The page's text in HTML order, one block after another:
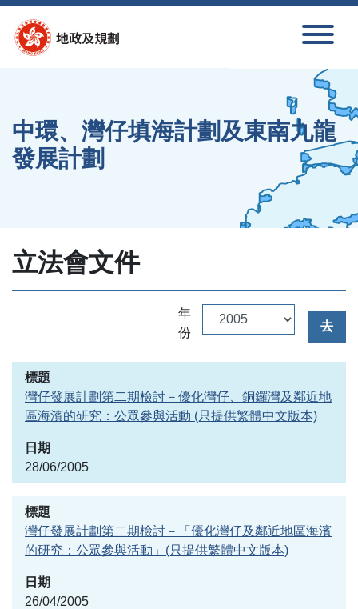
中環、灣仔填海計劃及東南九龍
發展計劃
立法會文件
年
份
去
灣仔發展計劃第二期檢討－優化灣仔、銅鑼灣及鄰近地
區海濱的研究：公眾參與活動 (只提供繁體中文版本)
28/06/2005
灣仔發展計劃第二期檢討－「優化灣仔及鄰近地區海濱
的研究：公眾參與活動」(只提供繁體中文版本)
26/04/2005